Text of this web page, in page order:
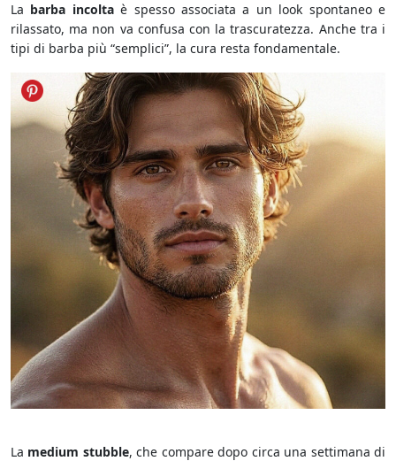
La barba incoltaè spesso associata a un look spontaneo e
rilassato, ma non va confusa con la trascuratezza. Anche tra i
tipi di barba più “semplici”, la cura resta fondamentale.
La medium stubble, che compare dopo circa una settimana di